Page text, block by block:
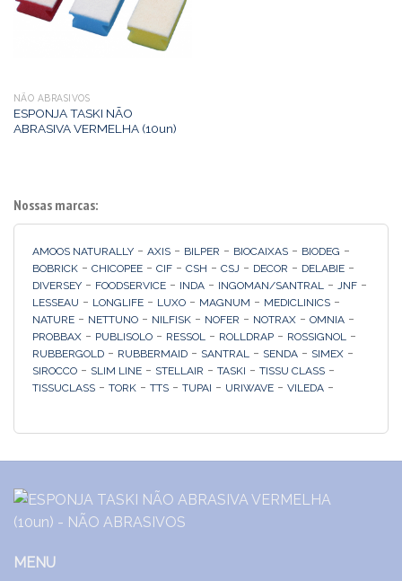
NÃO ABRASIVOS
ESPONJA TASKI NÃO
ABRASIVA VERMELHA (10un)
Nossas marcas:
AMOOS NATURALLY - AXIS - BILPER - BIOCAIXAS - BIODEG -
BOBRICK - CHICOPEE - CIF - CSH - CSJ - DECOR - DELABIE -
DIVERSEY - FOODSERVICE - INDA - INGOMAN/SANTRAL - JNF -
LESSEAU - LONGLIFE - LUXO - MAGNUM - MEDICLINICS -
NATURE - NETTUNO - NILFISK - NOFER - NOTRAX - OMNIA -
PROBBAX - PUBLISOLO - RESSOL - ROLLDRAP - ROSSIGNOL -
RUBBERGOLD - RUBBERMAID - SANTRAL - SENDA - SIMEX -
SIROCCO - SLIM LINE - STELLAIR - TASKI - TISSU CLASS -
TISSUCLASS - TORK - TTS - TUPAI - URIWAVE - VILEDA -
MENU